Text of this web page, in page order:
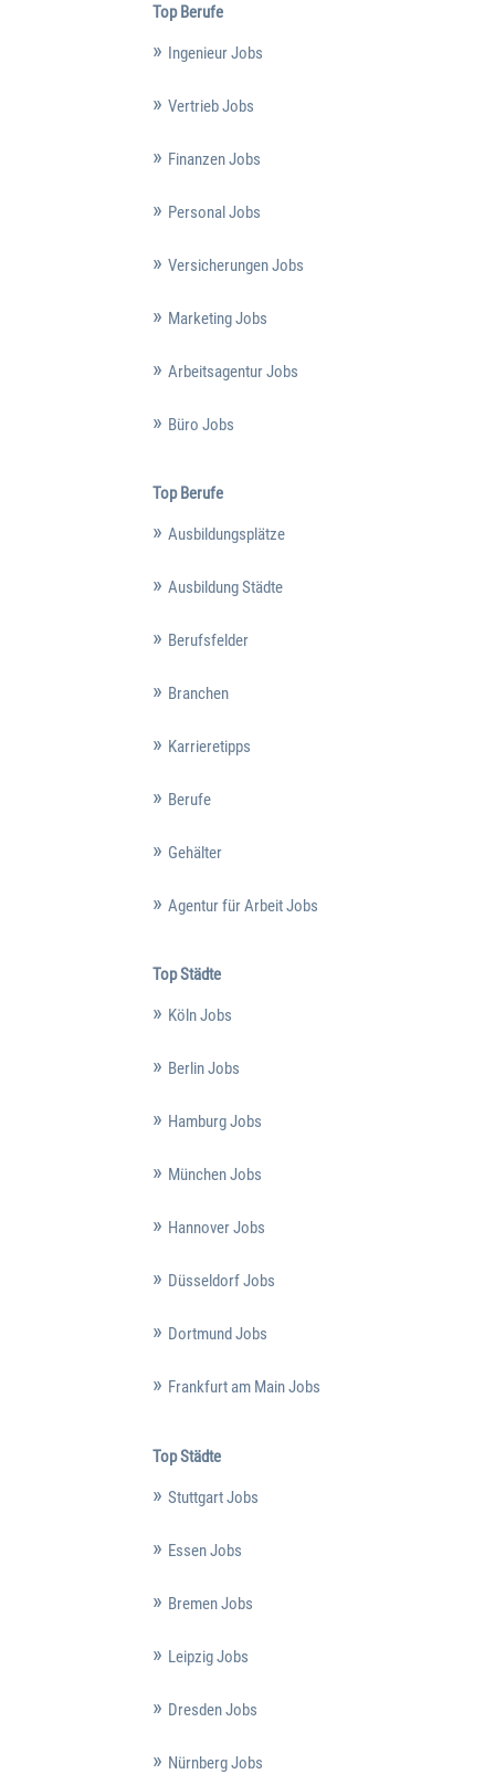
Top Berufe
Ingenieur Jobs
Vertrieb Jobs
Finanzen Jobs
Personal Jobs
Versicherungen Jobs
Marketing Jobs
Arbeitsagentur Jobs
Büro Jobs
Top Berufe
Ausbildungsplätze
Ausbildung Städte
Berufsfelder
Branchen
Karrieretipps
Berufe
Gehälter
Agentur für Arbeit Jobs
Top Städte
Köln Jobs
Berlin Jobs
Hamburg Jobs
München Jobs
Hannover Jobs
Düsseldorf Jobs
Dortmund Jobs
Frankfurt am Main Jobs
Top Städte
Stuttgart Jobs
Essen Jobs
Bremen Jobs
Leipzig Jobs
Dresden Jobs
Nürnberg Jobs